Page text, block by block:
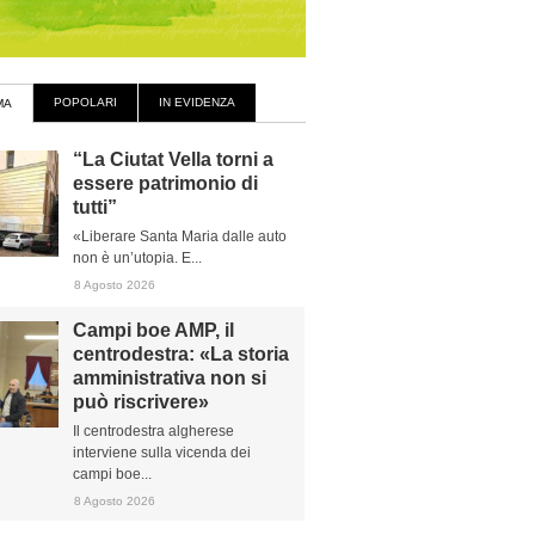
POPOLARI IN EVIDENZA
“La Ciutat Vella torni a
essere patrimonio di
tutti”
«Liberare Santa Maria dalle auto
non è un’utopia. E...
8 Agosto 2026
Campi boe AMP, il
centrodestra: «La storia
amministrativa non si
può riscrivere»
Il centrodestra algherese
interviene sulla vicenda dei
campi boe...
8 Agosto 2026